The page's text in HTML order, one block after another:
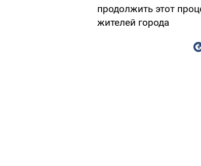
продолжить этот
жителей города